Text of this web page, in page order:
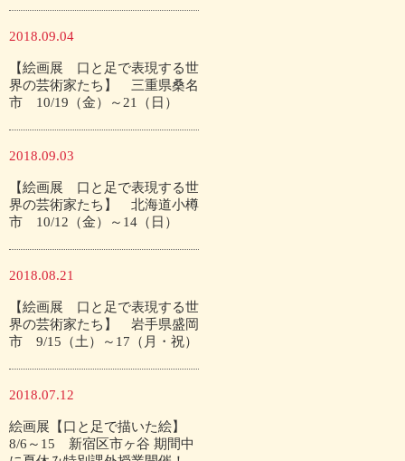
2018.09.04
【絵画展 口と足で表現する世
界の芸術家たち】 三重県桑名
市 10/19（金）～21（日）
2018.09.03
【絵画展 口と足で表現する世
界の芸術家たち】 北海道小樽
市 10/12（金）～14（日）
2018.08.21
【絵画展 口と足で表現する世
界の芸術家たち】 岩手県盛岡
市 9/15（土）～17（月・祝）
2018.07.12
絵画展【口と足で描いた絵】
8/6～15 新宿区市ヶ谷 期間中